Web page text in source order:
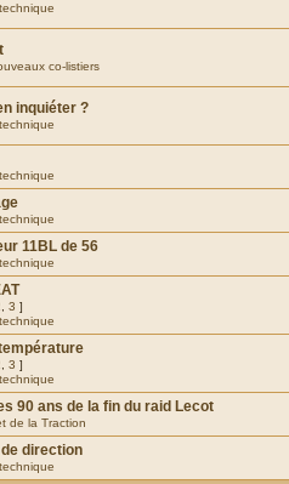
co-listiers
inquiéter ?
11BL de 56
3 ]
3 ]
90 ans de la fin du raid Lecot
de la Traction
direction